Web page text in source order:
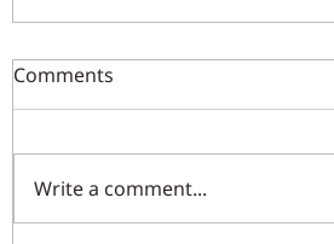
פסק דין תקדימי : הכרה ביחסי
הגיש תביעה לבית הדין האזורי לעבודה
לקבלת זכויות סוציאליות. לאחר
Comments
Write a comment...